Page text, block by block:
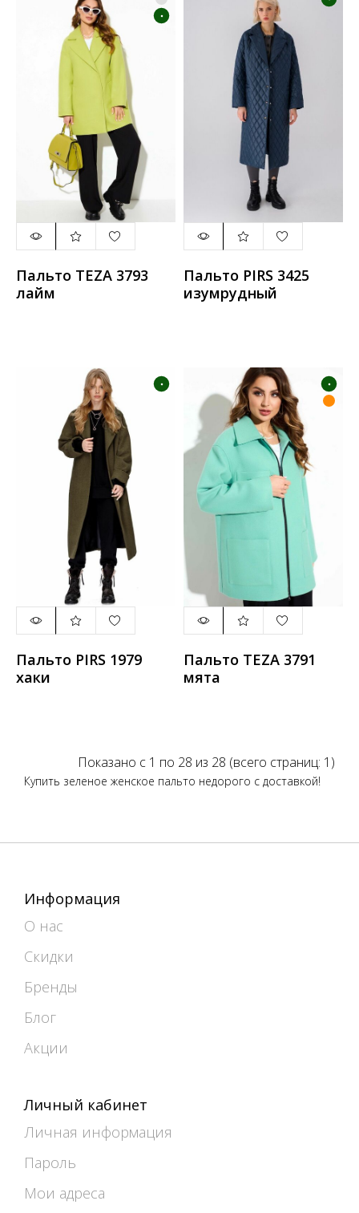
Пальто TEZA 3793
лайм
Пальто PIRS 3425
изумрудный
Пальто PIRS 1979
хаки
Пальто TEZA 3791
мята
Показано с 1 по 28 из 28 (всего страниц: 1)
Купить зеленое женское пальто недорого с доставкой!
Информация
О нас
Скидки
Бренды
Блог
Акции
Личный кабинет
Личная информация
Пароль
Мои адреса